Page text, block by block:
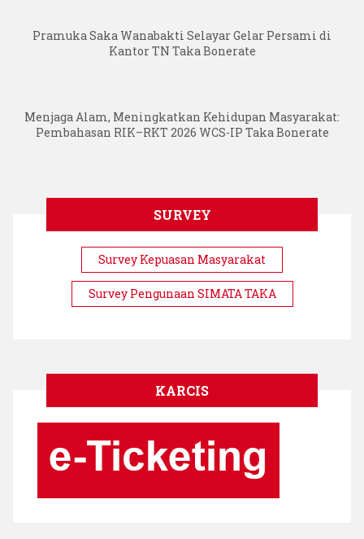
Pramuka Saka Wanabakti Selayar Gelar Persami di
Kantor TN Taka Bonerate
Menjaga Alam, Meningkatkan Kehidupan Masyarakat:
Pembahasan RIK–RKT 2026 WCS-IP Taka Bonerate
SURVEY
Survey Kepuasan Masyarakat
Survey Pengunaan SIMATA TAKA
KARCIS